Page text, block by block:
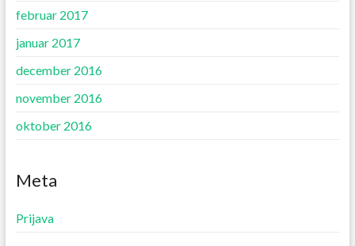
februar 2017
januar 2017
december 2016
november 2016
oktober 2016
Meta
Prijava